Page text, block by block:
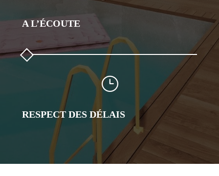
A L’ÉCOUTE
}
RESPECT DES DÉLAIS